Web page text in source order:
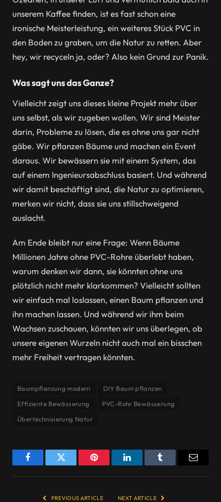
unserem Kaffee finden, ist es fast schon eine
ironische Meisterleistung, ein weiteres Stück PVC in
den Boden zu graben, um die Natur zu retten. Aber
hey, wir recyceln ja, oder? Also kein Grund zur Panik.
Was sagt uns das Ganze?
Vielleicht zeigt uns dieses kleine Projekt mehr über
uns selbst, als wir zugeben wollen. Wir sind Meister
darin, Probleme zu lösen, die es ohne uns gar nicht
gäbe. Wir pflanzen Bäume und machen ein Event
daraus. Wir bewässern sie mit einem System, das
auf einem Ingenieursabschluss basiert. Und während
wir damit beschäftigt sind, die Natur zu optimieren,
merken wir nicht, dass sie uns stillschweigend
auslacht.
Am Ende bleibt nur eine Frage: Wenn Bäume
Millionen Jahre ohne PVC-Rohre überlebt haben,
warum denken wir dann, sie könnten ohne uns
plötzlich nicht mehr klarkommen? Vielleicht sollten
wir einfach mal loslassen, einen Baum pflanzen und
ihn machen lassen. Und während wir ihm beim
Wachsen zuschauen, könnten wir uns überlegen, ob
unsere eigenen Wurzeln nicht auch mal ein bisschen
mehr Freiheit vertragen könnten.
Baumpflanzung modern
DIY Baum pflanzen
Effiziente Bewässerung
PVC-Rohr Bewässerung
Übertechnisierung Natur
FacebookTwitter Pinterest LinkedInTumblr Email
PREVIOUS ARTICLE NEXT ARTICLE